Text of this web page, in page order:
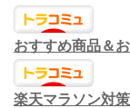
おすすめ商品＆
楽天マラソン対